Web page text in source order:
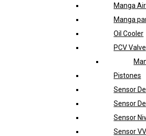
Manga
Manga
Oil Cooler
PCV Valve
Pistones
Sensor
Sensor
Sensor
Sensor